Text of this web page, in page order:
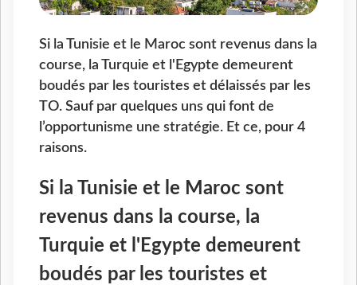
Si la Tunisie et le Maroc sont revenus dans la
course, la Turquie et l'Egypte demeurent
boudés par les touristes et délaissés par les
TO. Sauf par quelques uns qui font de
l’opportunisme une stratégie. Et ce, pour 4
raisons.
Si la Tunisie et le Maroc sont
revenus dans la course, la
Turquie et l'Egypte demeurent
boudés par les touristes et